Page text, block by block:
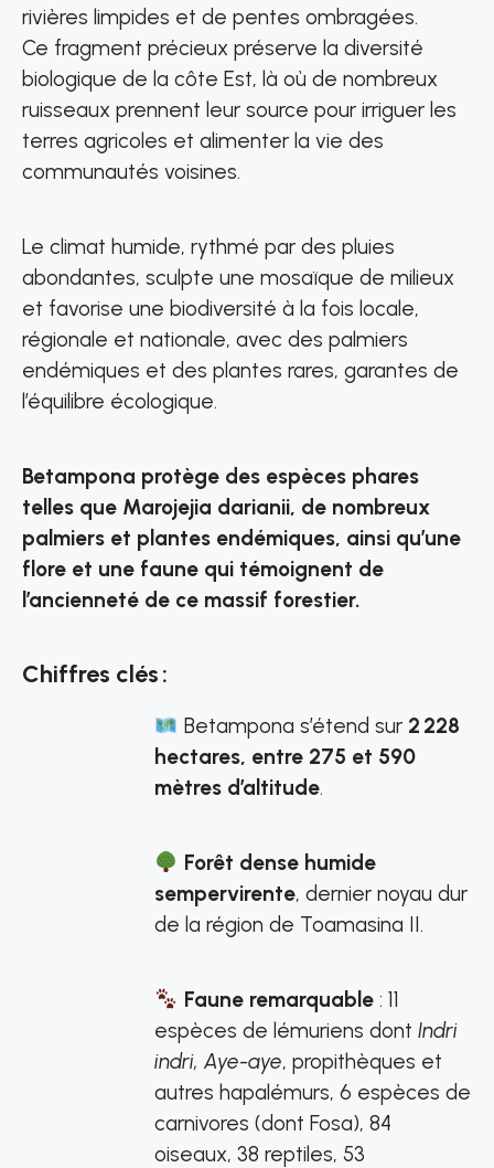
rivières limpides et de pentes ombragées.
Ce fragment précieux préserve la diversité
biologique de la côte Est, là où de nombreux
ruisseaux prennent leur source pour irriguer les
terres agricoles et alimenter la vie des
communautés voisines.
Le climat humide, rythmé par des pluies
abondantes, sculpte une mosaïque de milieux
et favorise une biodiversité à la fois locale,
régionale et nationale, avec des palmiers
endémiques et des plantes rares, garantes de
l’équilibre écologique.
Betampona protège des espèces phares
telles que Marojejia darianii, de nombreux
palmiers et plantes endémiques, ainsi qu’une
flore et une faune qui témoignent de
l’ancienneté de ce massif forestier.
Chiffres clés :
Betampona s’étend sur 2 228
hectares, entre 275 et 590
mètres d’altitude.
Forêt dense humide
sempervirente, dernier noyau dur
de la région de Toamasina II.
Faune remarquable: 11
espèces de lémuriens dont Indri
indri, Aye-aye, propithèques et
autres hapalémurs, 6 espèces de
carnivores (dont Fosa), 84
oiseaux, 38 reptiles, 53